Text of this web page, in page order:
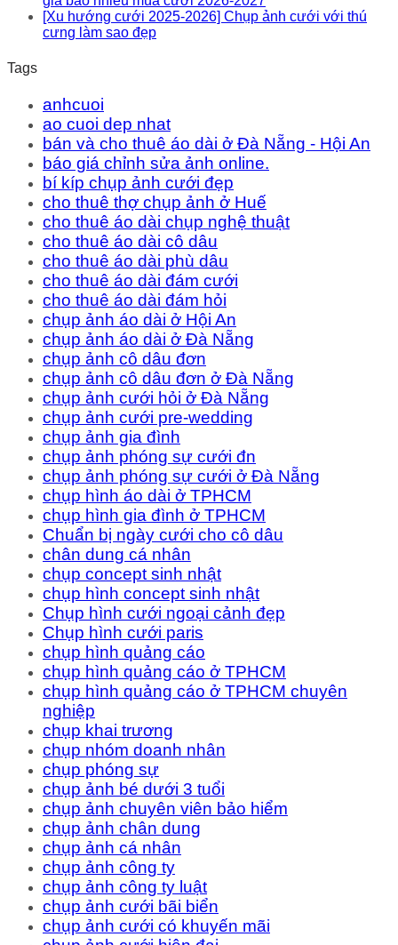
[Xu hướng cưới 2025-2026] Chụp ảnh cưới với thú
cưng làm sao đẹp
Tags
anhcuoi
ao cuoi dep nhat
bán và cho thuê áo dài ở Đà Nẵng - Hội An
báo giá chỉnh sửa ảnh online.
bí kíp chụp ảnh cưới đẹp
cho thuê thợ chụp ảnh ở Huế
cho thuê áo dài chụp nghệ thuật
cho thuê áo dài cô dâu
cho thuê áo dài phù dâu
cho thuê áo dài đám cưới
cho thuê áo dài đám hỏi
chụp ảnh áo dài ở Hội An
chụp ảnh áo dài ở Đà Nẵng
chụp ảnh cô dâu đơn
chụp ảnh cô dâu đơn ở Đà Nẵng
chụp ảnh cưới hỏi ở Đà Nẵng
chụp ảnh cưới pre-wedding
chụp ảnh gia đình
chụp ảnh phóng sự cưới đn
chụp ảnh phóng sự cưới ở Đà Nẵng
chụp hình áo dài ở TPHCM
chụp hình gia đình ở TPHCM
Chuẩn bị ngày cưới cho cô dâu
chân dung cá nhân
chụp concept sinh nhật
chụp hình concept sinh nhật
Chụp hình cưới ngoại cảnh đẹp
Chụp hình cưới paris
chụp hình quảng cáo
chụp hình quảng cáo ở TPHCM
chụp hình quảng cáo ở TPHCM chuyên
nghiệp
chụp khai trương
chụp nhóm doanh nhân
chụp phóng sự
chụp ảnh bé dưới 3 tuổi
chụp ảnh chuyên viên bảo hiểm
chụp ảnh chân dung
chụp ảnh cá nhân
chụp ảnh công ty
chụp ảnh công ty luật
chụp ảnh cưới bãi biển
chụp ảnh cưới có khuyến mãi